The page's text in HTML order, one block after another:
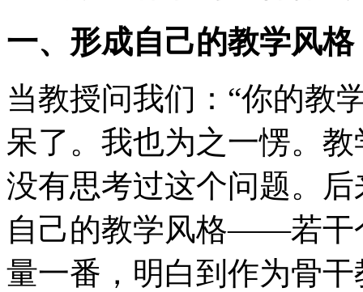
一、形成自己的教学风格
当教授问我们：“你的教
呆了。我也为之一愣。
没有思考过这个问题。
自己的教学风格——若干
量一番，明白到作为骨